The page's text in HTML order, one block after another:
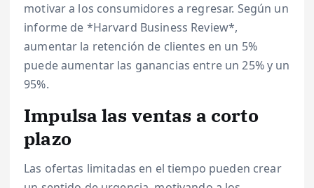
motivar a los consumidores a regresar. Según un
informe de *Harvard Business Review*,
aumentar la retención de clientes en un 5%
puede aumentar las ganancias entre un 25% y un
95%.
Impulsa las ventas a corto
plazo
Las ofertas limitadas en el tiempo pueden crear